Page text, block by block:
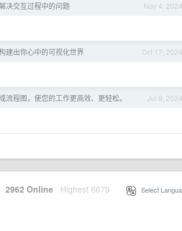
Nov 4, 2024
决交互过程中的问题
Oct 17, 2024
建出你心中的可视化世界
Jul 9, 2024
流程图，使您的工作更高效、更轻松。
2962 Online Highest 6679 Select